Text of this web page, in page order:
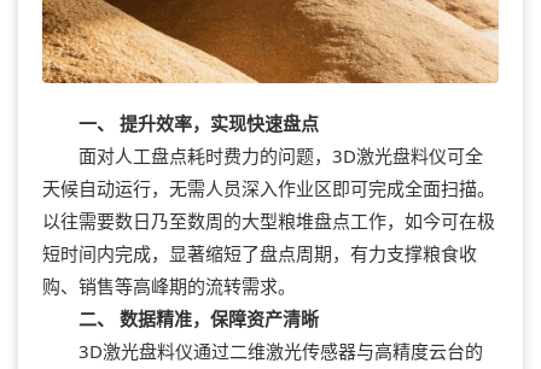
一、 提升效率，实现快速盘点
面对人工盘点耗时费力的问题，3D激光盘料仪可全
天候自动运行，无需人员深入作业区即可完成全面扫描。
以往需要数日乃至数周的大型粮堆盘点工作，如今可在极
短时间内完成，显著缩短了盘点周期，有力支撑粮食收
购、销售等高峰期的流转需求。
二、 数据精准，保障资产清晰
3D激光盘料仪通过二维激光传感器与高精度云台的